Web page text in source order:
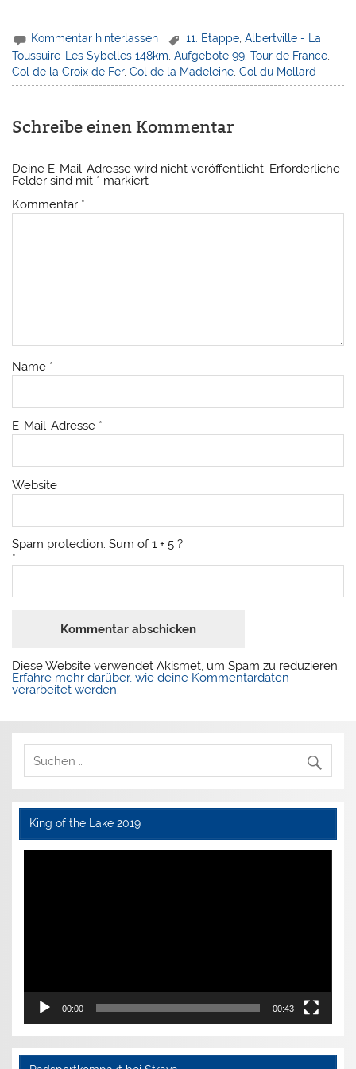
Kommentar hinterlassen 11. Etappe,Albertville - La
Toussuire-Les Sybelles 148km ,Aufgebote 99. Tour de France
Col de la Croix de Fer,Col de la Madeleine ,Col du Mollard
Schreibe einen Kommentar
Deine E-Mail-Adresse wird nicht veröffentlicht. Erforderliche
Felder sind mit * markiert
Kommentar *
Name *
E-Mail-Adresse *
Website
Spam protection: Sum of 1 + 5 ?
*
Diese Website verwendet Akismet, um Spam zu reduzieren.
Erfahre mehr darüber, wie deine Kommentardaten
verarbeitet werden.
King of the Lake 2019
Video-
00:00 00:43